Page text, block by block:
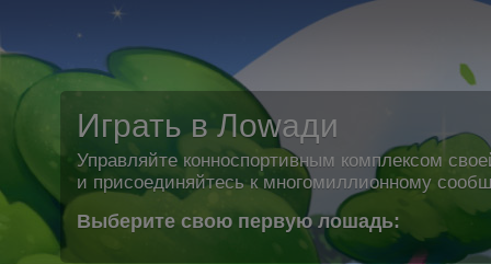
Играть в Лоwади
Управляйте конноспортивным комплексом
и присоединяйтесь к многомиллионному
Выберите свою первую лошадь: